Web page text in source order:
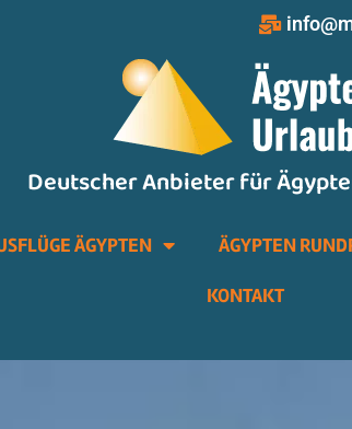
Deutscher Anbieter für
ÄGYPTEN ÄGYPTEN
KONTAKT